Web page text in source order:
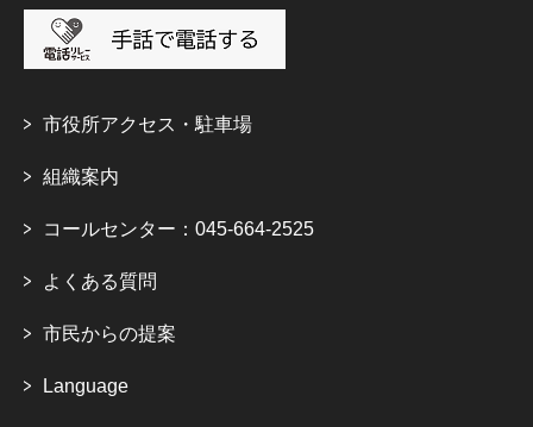
市役所アクセス・駐車場
組織案内
コールセンター：045-664-2525
よくある質問
市民からの提案
Language